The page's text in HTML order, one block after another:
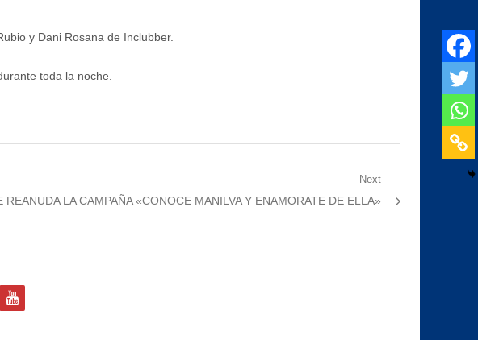
y Dani Rosana de Inclubber.
toda la noche.
Next
REANUDA LA CAMPAÑA «CONOCE MANILVA Y ENAMORATE DE ELLA»
youtube